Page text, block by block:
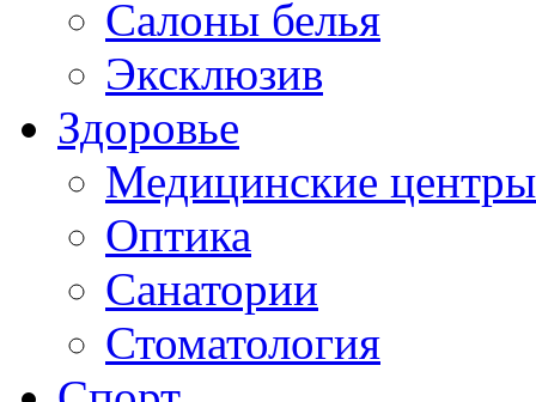
Салоны белья
Эксклюзив
Здоровье
Медицинские центры
Оптика
Санатории
Стоматология